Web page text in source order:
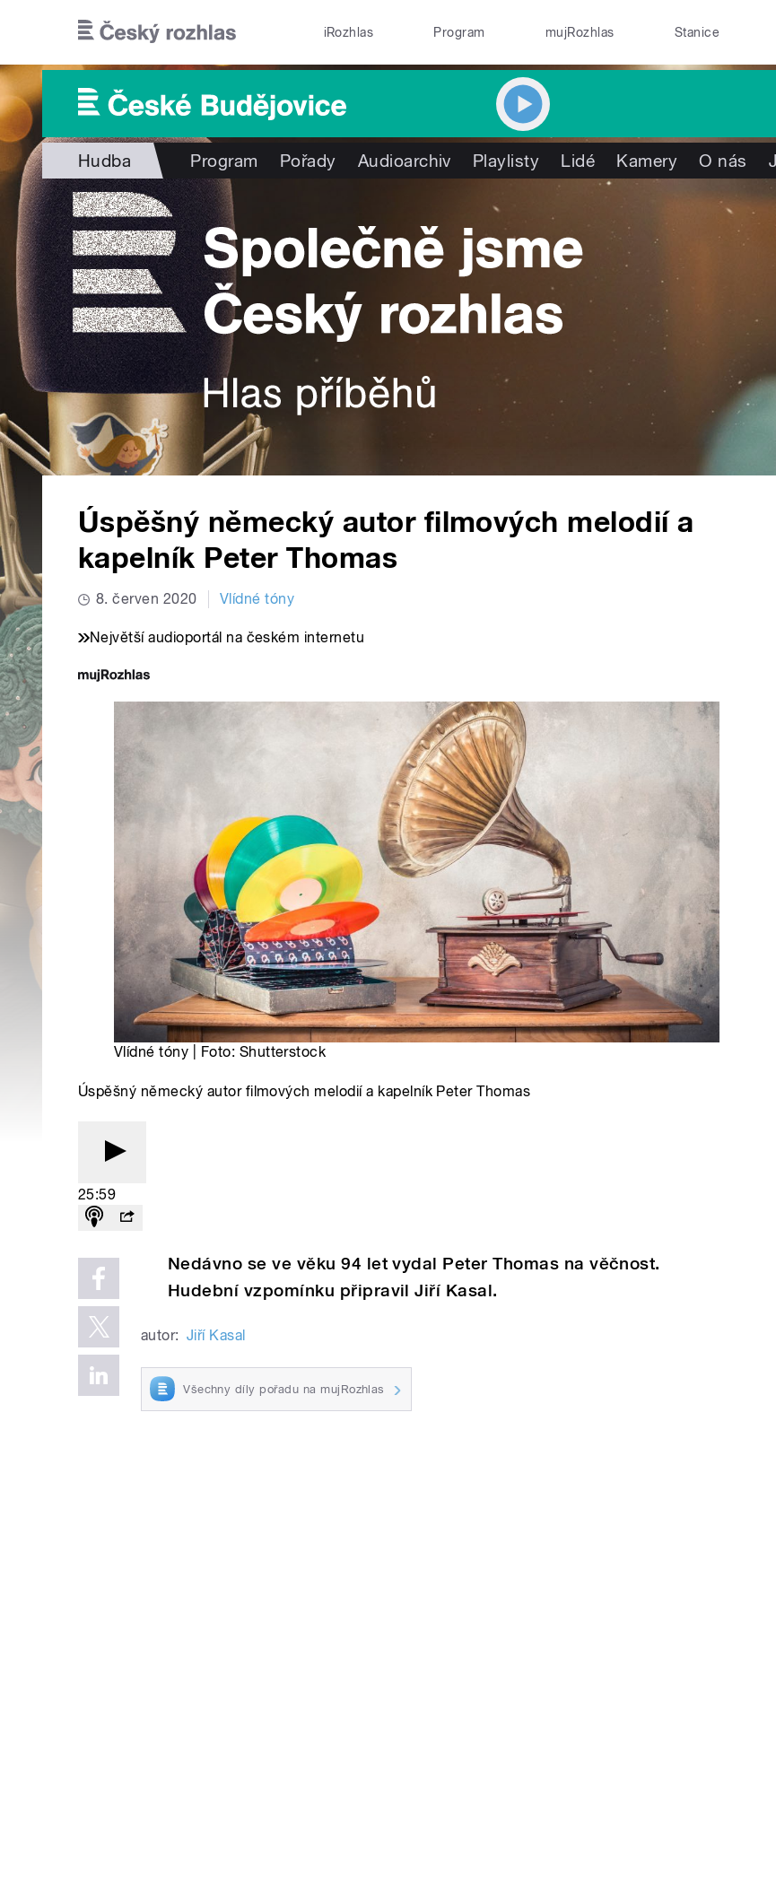
iRozhlas Program mujRozhlas Stanice
Hudba Program Pořady Audioarchiv Playlisty Lidé Kamery O nás
Úspěšný německý autor filmových melodií a
kapelník Peter Thomas
8. červen 2020 Vlídné tóny
Největší audioportál na českém internetu
Vlídné tóny | Foto: Shutterstock
Úspěšný německý autor filmových melodií a kapelník Peter Thomas
25:59
Nedávno se ve věku 94 let vydal Peter Thomas na věčnost.
Hudební vzpomínku připravil Jiří Kasal.
autor: Jiří Kasal
Všechny díly pořadu na mujRozhlas